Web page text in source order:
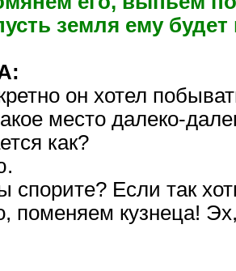
земля ему будет
он хотел
место далеко-
как?
спорите? Если так
поменяем кузнеца!